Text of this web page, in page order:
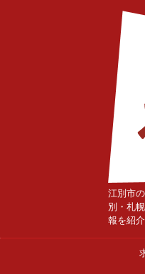
江別市
別・札
報を紹